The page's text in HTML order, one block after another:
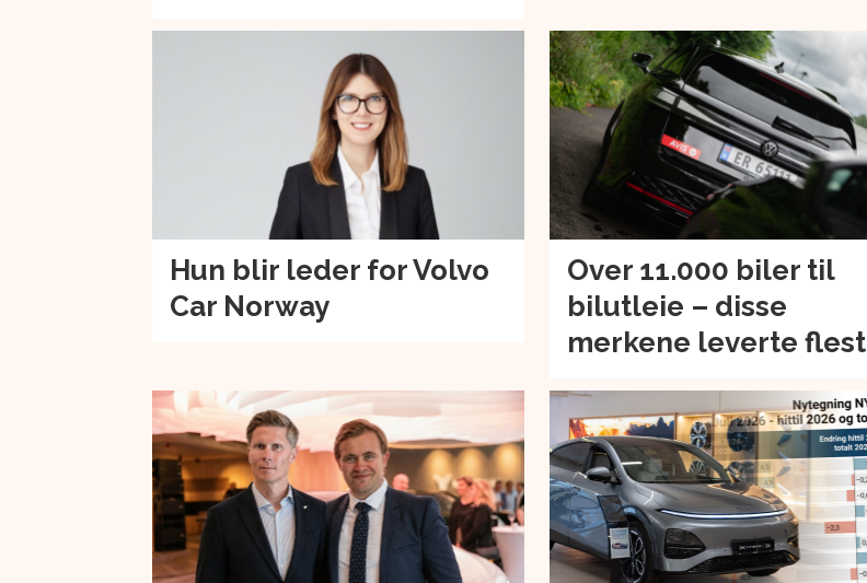
Hun blir leder for Volvo
Car Norway
Over 11.000 biler til
bilutleie – disse
merkene leverte flest